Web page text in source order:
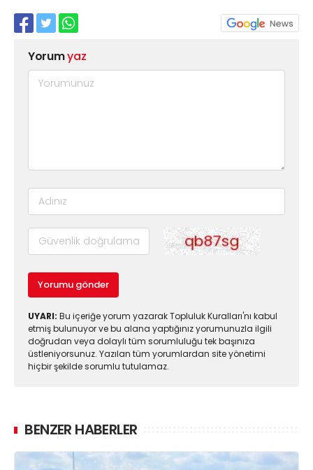
Yorumyaz
Yorumu gönder
UYARI: Bu içeriğe yorum yazarak Topluluk Kuralları'nı kabul
etmiş bulunuyor ve bu alana yaptığınız yorumunuzla ilgili
doğrudan veya dolaylı tüm sorumluluğu tek başınıza
üstleniyorsunuz. Yazılan tüm yorumlardan site yönetimi
hiçbir şekilde sorumlu tutulamaz.
BENZER HABERLER